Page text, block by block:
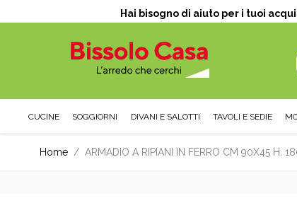
Hai bisogno di aiuto per i tuoi
CUCINE SOGGIORNI DIVANI E SALOTTI TAVOLI E SEDIE
Home / ARMADIO A RIPIANI IN FERRO CM 90X45 H.